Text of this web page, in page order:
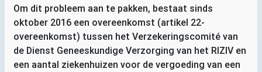
Om dit probleem aan te pakken, bestaat sinds
oktober 2016 een overeenkomst (artikel 22-
overeenkomst) tussen het Verzekeringscomité van
de Dienst Geneeskundige Verzorging van het RIZIV en
een aantal ziekenhuizen voor de vergoeding van een